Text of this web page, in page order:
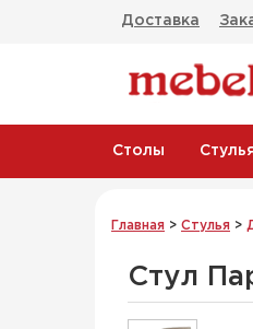
Доставка
Столы Стулья
Главная > Стулья >
Стул